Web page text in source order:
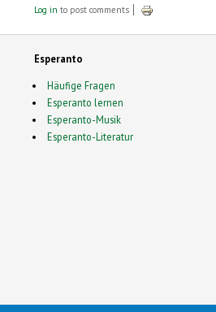
Log in to post comments
Esperanto
Häufige Fragen
Esperanto lernen
Esperanto-Musik
Esperanto-Literatur